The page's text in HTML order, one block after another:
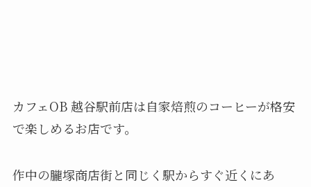
カフェOB 越谷駅前店は自家焙煎のコーヒーが格安
で楽しめるお店です。
作中の朧塚商店街と同じく駅からすぐ近くにあ